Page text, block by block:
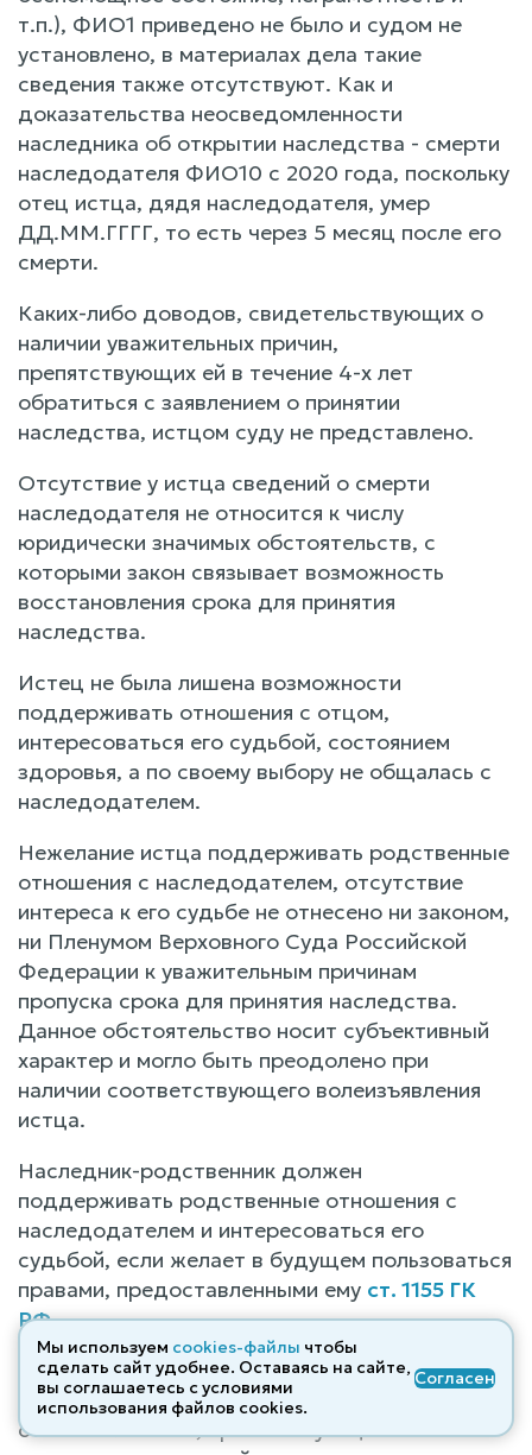
т.п.), ФИО1 приведено не было и судом не
установлено, в материалах дела такие
сведения также отсутствуют. Как и
доказательства неосведомленности
наследника об открытии наследства - смерти
наследодателя ФИО10 с 2020 года, поскольку
отец истца, дядя наследодателя, умер
ДД.ММ.ГГГГ, то есть через 5 месяц после его
смерти.
Каких-либо доводов, свидетельствующих о
наличии уважительных причин,
препятствующих ей в течение 4-х лет
обратиться с заявлением о принятии
наследства, истцом суду не представлено.
Отсутствие у истца сведений о смерти
наследодателя не относится к числу
юридически значимых обстоятельств, с
которыми закон связывает возможность
восстановления срока для принятия
наследства.
Истец не была лишена возможности
поддерживать отношения с отцом,
интересоваться его судьбой, состоянием
здоровья, а по своему выбору не общалась с
наследодателем.
Нежелание истца поддерживать родственные
отношения с наследодателем, отсутствие
интереса к его судьбе не отнесено ни законом,
ни Пленумом Верховного Суда Российской
Федерации к уважительным причинам
пропуска срока для принятия наследства.
Данное обстоятельство носит субъективный
характер и могло быть преодолено при
наличии соответствующего волеизъявления
истца.
Наследник-родственник должен
поддерживать родственные отношения с
наследодателем и интересоваться его
судьбой, если желает в будущем пользоваться
правами, предоставленными ему ст. 1155 ГК
РФ.
Доказательств, свидетельствующих об
объективных, не зависящих от истца
обстоятельствах, препятствующих ей
Мы используем cookies-файлы чтобы
сделать сайт удобнее. Оставаясь на сайте,
вы соглашаетесь с условиями
использования файлов cооkies.
Согласен